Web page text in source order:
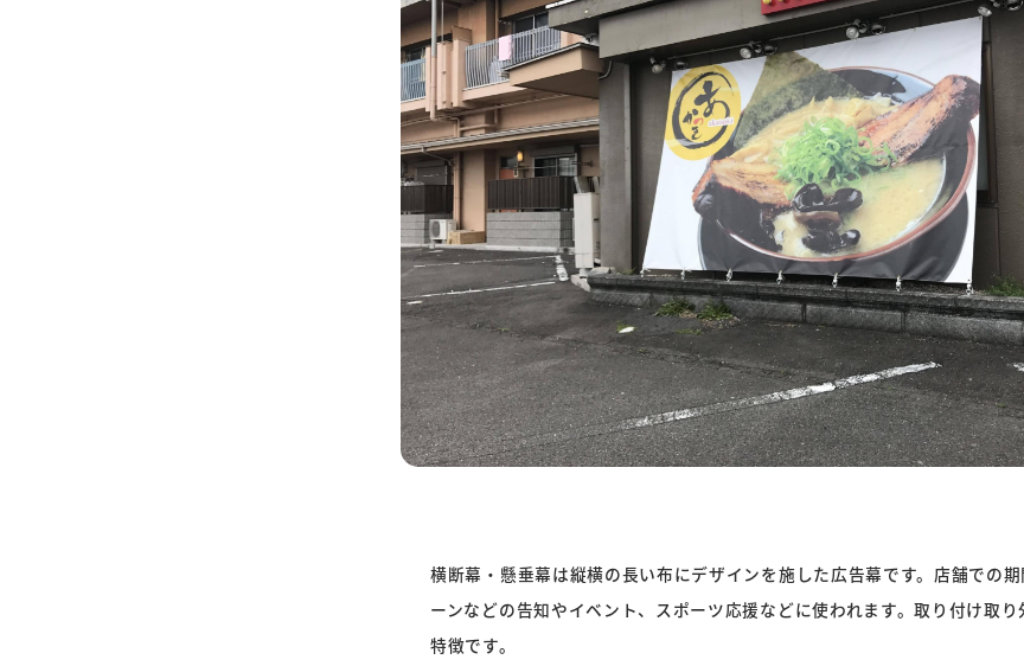
横断幕・懸垂幕は縦横の長い布にデザインを施した広告幕です。店舗での
ーンなどの告知やイベント、スポーツ応援などに使われます。取り付け取
特徴です。